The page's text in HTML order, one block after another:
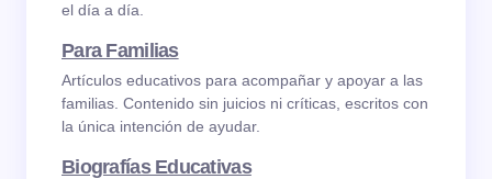
el día a día.
Para Familias
Artículos educativos para acompañar y apoyar a las
familias. Contenido sin juicios ni críticas, escritos con
la única intención de ayudar.
Biografías Educativas